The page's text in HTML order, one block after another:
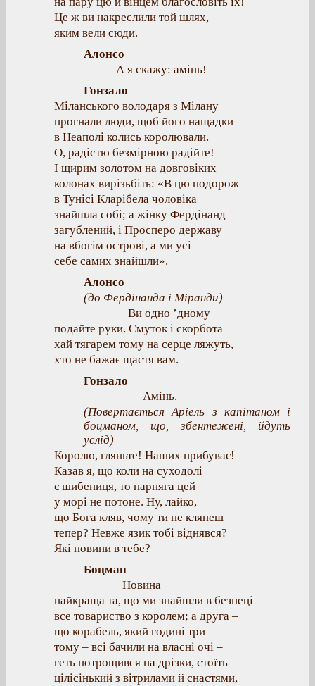
Це ж ви накреслили той шлях,
яким вели сюди.
Алонсо
А я скажу: амінь!
Гонзало
Міланського володаря з Мілану
прогнали люди, щоб його нащадки
в Неаполі колись королювали.
О, радістю безмірною радійте!
І щирим золотом на довговіких
колонах вирізьбіть: «В цю подорож
в Тунісі Кларібела чоловіка
знайшла собі; а жінку Фердінанд
загублений, і Просперо державу
на вбогім острові, а ми усі
себе самих знайшли».
Алонсо
(до Фердінанда і Міранди)
Ви одно ’дному
подайте руки. Смуток і скорбота
хай тягарем тому на серце ляжуть,
хто не бажає щастя вам.
Гонзало
Амінь.
(Повертається Аріель з капітаном і
боцманом, що, збентежені, йдуть
услід)
Королю, гляньте! Наших прибуває!
Казав я, що коли на суходолі
є шибениця, то парняга цей
у морі не потоне. Ну, лайко,
що Бога кляв, чому ти не клянеш
тепер? Невже язик тобі віднявся?
Які новини в тебе?
Боцман
Новина
найкраща та, що ми знайшли в безпеці
все товариство з королем; а друга –
що корабель, який годині три
тому – всі бачили на власні очі –
геть потрощився на дрізки, стоїть
цілісінький з вітрилами й снастями,